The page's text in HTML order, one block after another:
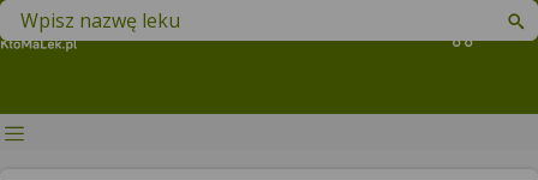
Koszyk
Znajdź lek w swojej okolicy